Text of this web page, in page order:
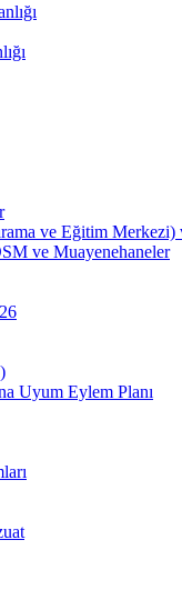
ve Eğitim Merkezi)
ve Muayenehaneler
Uyum Eylem Planı